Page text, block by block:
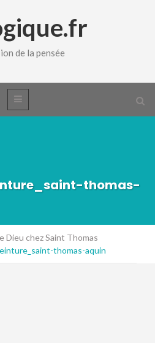
de la pensée
thomas-
Dieu chez Saint Thomas
thomas-aquin